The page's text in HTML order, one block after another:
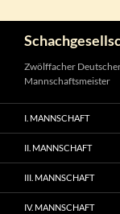
Zwölffacher
Mannschaftsmeister
I. MANNSCHAFT
II. MANNSCHAFT
III. MANNSCHAFT
IV. MANNSCHAFT